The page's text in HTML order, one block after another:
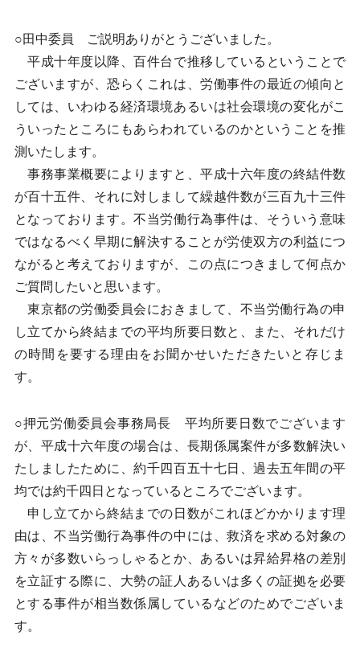
○田中委員 ご説明ありがとうございました。
平成十年度以降、百件台で推移しているということで
ございますが、恐らくこれは、労働事件の最近の傾向と
しては、いわゆる経済環境あるいは社会環境の変化がこ
ういったところにもあらわれているのかということを推
測いたします。
事務事業概要によりますと、平成十六年度の終結件数
が百十五件、それに対しまして繰越件数が三百九十三件
となっております。不当労働行為事件は、そういう意味
ではなるべく早期に解決することが労使双方の利益につ
ながると考えておりますが、この点につきまして何点か
ご質問したいと思います。
東京都の労働委員会におきまして、不当労働行為の申
し立てから終結までの平均所要日数と、また、それだけ
の時間を要する理由をお聞かせいただきたいと存じま
す。
○押元労働委員会事務局長 平均所要日数でございます
が、平成十六年度の場合は、長期係属案件が多数解決い
たしましたために、約千四百五十七日、過去五年間の平
均では約千四日となっているところでございます。
申し立てから終結までの日数がこれほどかかります理
由は、不当労働行為事件の中には、救済を求める対象の
方々が多数いらっしゃるとか、あるいは昇給昇格の差別
を立証する際に、大勢の証人あるいは多くの証拠を必要
とする事件が相当数係属しているなどのためでございま
す。